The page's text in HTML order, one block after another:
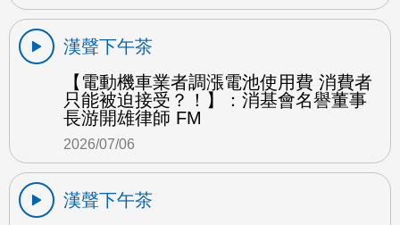
漢聲下午茶
【電動機車業者調漲電池使用費 消費者
只能被迫接受？！】：消基會名譽董事
長游開雄律師 FM
2026/07/06
漢聲下午茶